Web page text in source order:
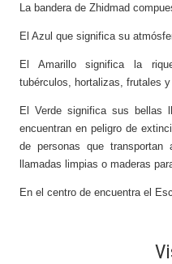
La bandera de Zhidmad
El Azul que significa su
El Amarillo significa la
tubérculos, hortalizas, frutales
El Verde significa sus bellas
encuentran en peligro de
de personas que
llamadas limpias o maderas
En el centro de encuentra el